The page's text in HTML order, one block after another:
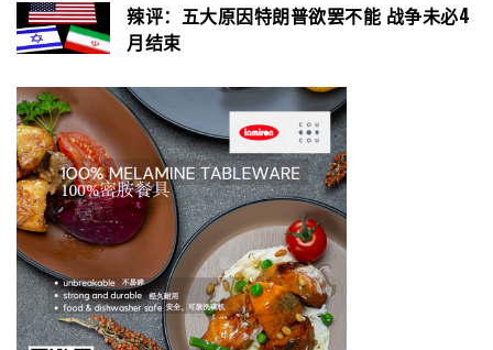
辣评：五大原因特朗普欲罢不能 战争未必4
月结束